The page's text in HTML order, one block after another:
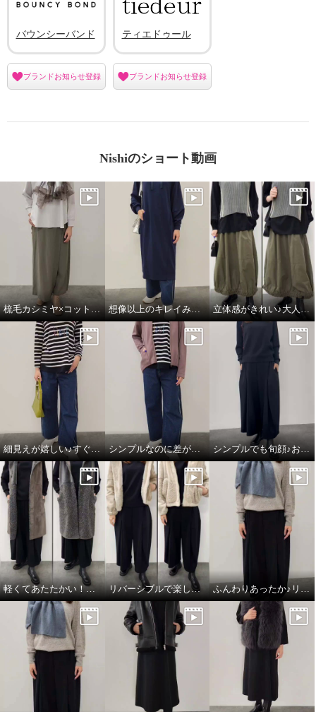
バウンシーバンド
ブランドお知らせ登録
ティエドゥール
ブランドお知らせ登録
Nishiのショート動画
梳毛カシミヤ×コットンラミー 箔プリントストール 想像以上のキレイみえ♪大人のフーディワンピ 立体感がきれい♪大人のハンサムスカート
細見えが嬉しい♪すぐ使える楽ちんコーデ シンプルなのに差がつく♪綺麗みえコーデ シンプルでも旬顔♪おすすめワントーンコーデ
軽くてあたたかい！フェイクムートンジレ リバーシブルで楽しめる♪あったかフェイクムートン ふんわりあったか♪リネン×カシミヤの心地良さ